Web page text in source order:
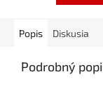
Popis Diskusia
Podrobný